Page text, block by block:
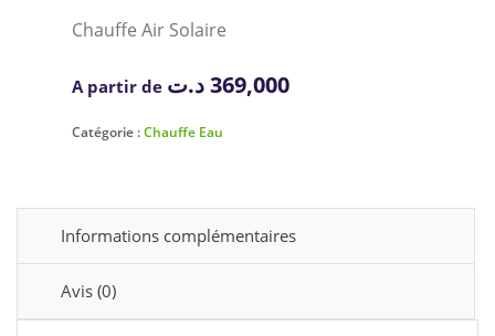
Chauffe Air Solaire
A partir de 369,000د.ت
Catégorie :Chauffe Eau
Informations complémentaires
Avis (0)